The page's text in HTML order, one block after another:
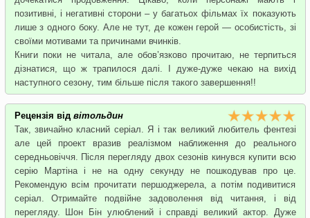
позитивні, і негативні сторони – у багатьох фільмах їх показують
лише з одного боку. Але не тут, де кожен герой — особистість, зі
своїми мотивами та причинами вчинків.
Книги поки не читала, але обов’язково прочитаю, не терпиться
дізнатися, що ж трапилося далі. І дуже-дуже чекаю на вихід
наступного сезону, тим більше після такого завершення!!
Рецензія від вітольдин
Так, звичайно класний серіал. Я і так великий любитель фентезі
але цей проект вразив реалізмом наближення до реального
середньовіччя. Після перегляду двох сезонів кинувся купити всю
серію Мартіна і не на одну секунду не пошкодував про це.
Рекомендую всім прочитати першоджерела, а потім подивитися
серіал. Отримайте подвійне задоволення від читання, і від
перегляду. Шон Бін улюблений і справді великий актор. Дуже